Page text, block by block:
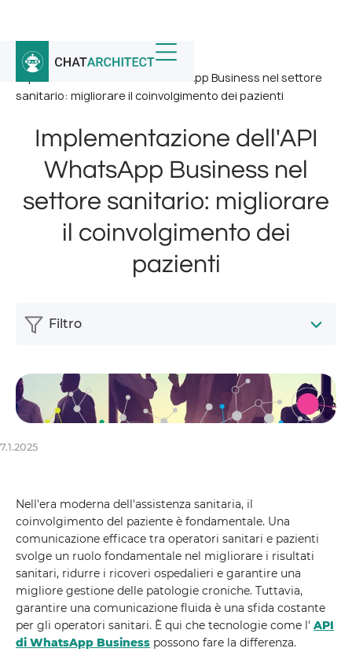
Home / Notizia /
Implementazione dell'API WhatsApp Business nel settore
sanitario: migliorare il coinvolgimento dei pazienti
Implementazione dell'API
WhatsApp Business nel
settore sanitario: migliorare
il coinvolgimento dei
pazienti
7.1.2025
Nell'era moderna dell'assistenza sanitaria, il
coinvolgimento del paziente è fondamentale. Una
comunicazione efficace tra operatori sanitari e pazienti
svolge un ruolo fondamentale nel migliorare i risultati
sanitari, ridurre i ricoveri ospedalieri e garantire una
migliore gestione delle patologie croniche. Tuttavia,
garantire una comunicazione fluida è una sfida costante
per gli operatori sanitari. È qui che tecnologie come l' API
di WhatsApp Business possono fare la differenza.
Filtro